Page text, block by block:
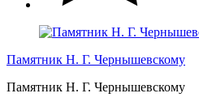
Памятник Н. Г. Чернышевскому
Памятник Н. Г. Чернышевскому